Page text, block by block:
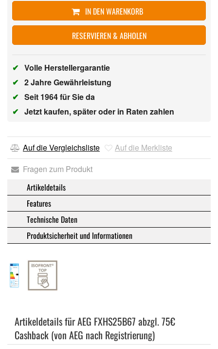
IN DEN WARENKORB
RESERVIEREN & ABHOLEN
✔ Volle Herstellergarantie
✔ 2 Jahre Gewährleistung
✔ Seit 1964 für Sie da
✔ Jetzt kaufen, später oder in Raten zahlen
Auf die Vergleichsliste
Auf die Merkliste
Fragen zum Produkt
Artikeldetails
Features
Technische Daten
Produktsicherheit und Informationen
Artikeldetails für AEG FXHS25B67 abzgl. 75€
Cashback (von AEG nach Registrierung)